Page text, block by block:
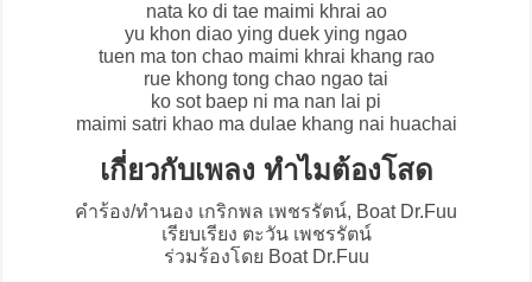
nata ko di tae maimi khrai ao
yu khon diao ying duek ying ngao
tuen ma ton chao maimi khrai khang rao
rue khong tong chao ngao tai
ko sot baep ni ma nan lai pi
maimi satri khao ma dulae khang nai huachai
เกี่ยวกับเพลง ทำไมต้องโสด
คำร้อง/ทำนอง เกริกพล เพชรรัตน์, Boat Dr.Fuu
เรียบเรียง ตะวัน เพชรรัตน์
ร่วมร้องโดย Boat Dr.Fuu